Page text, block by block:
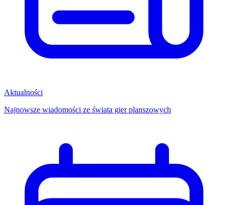
Aktualności
Najnowsze wiadomości ze świata gier planszowych